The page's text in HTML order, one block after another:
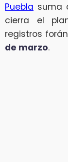
Puebla suma
cierra el
registros
de marzo.